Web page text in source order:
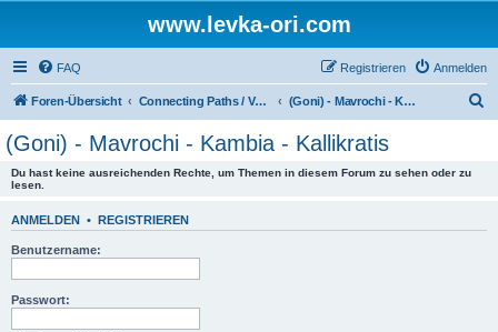
www.levka-ori.com
FAQ Anmelden
Registrieren
Foren-Übersicht Connecting Paths / Verbindungswege (Goni) - Mavrochi - Kambia - Kallikratis
(Goni) - Mavrochi - Kambia - Kallikratis
Du hast keine ausreichenden Rechte, um Themen in diesem Forum zu sehen oder zu
lesen.
ANMELDEN • REGISTRIEREN
Benutzername:
Passwort: